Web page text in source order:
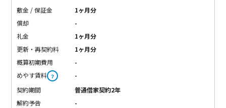
敷金 / 保証金
1ヶ月分
償却
-
礼金
1ヶ月分
更新・再契約料
1ヶ月分
概算初期費用
-
めやす賃料 ？
-
契約期間
普通借家契約2年
解約予告
-